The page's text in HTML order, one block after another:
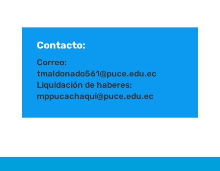
Contacto:
Correo:
tmaldonado561@puce.edu.ec
Liquidación de haberes:
mppucachaqui@puce.edu.ec